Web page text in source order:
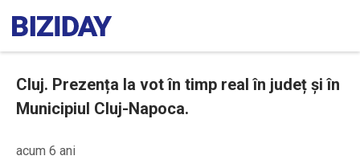
Cluj. Prezența la vot în timp real în județ și în
Municipiul Cluj-Napoca.
acum 6 ani